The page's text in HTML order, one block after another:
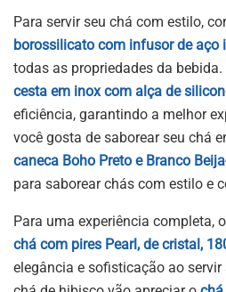
Para servir seu chá com estilo,
borossilicato com infusor de aço
todas as propriedades da bebida.
cesta em inox com alça de
eficiência, garantindo a melhor
você gosta de saborear seu chá
caneca Boho Preto e Branco
para saborear chás com estilo e
Para uma experiência completa, o
chá com pires Pearl, de cristal,
elegância e sofisticação ao